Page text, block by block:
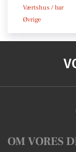
Værtshus / bar
Øvrige
OM VORES